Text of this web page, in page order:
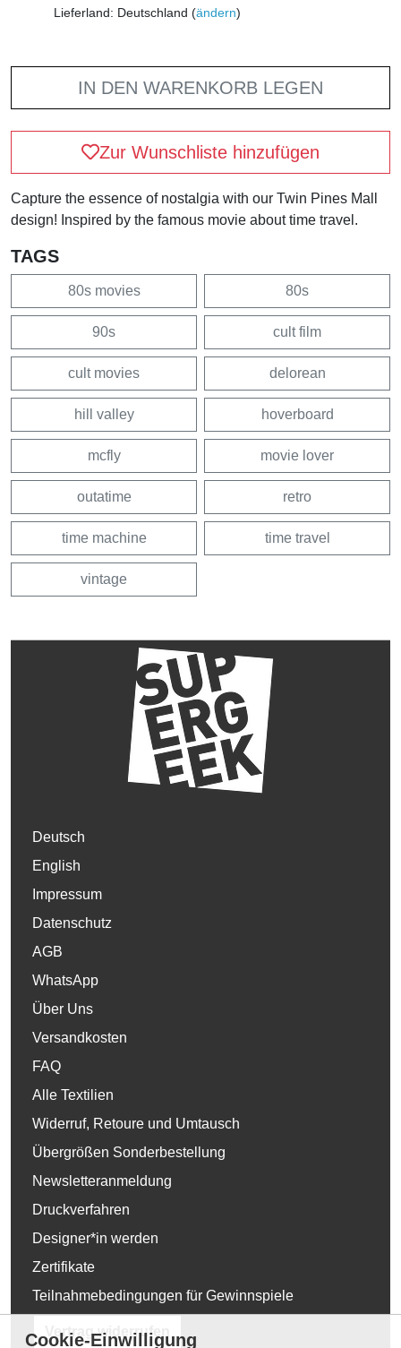
Lieferland: Deutschland (ändern)
IN DEN WARENKORB LEGEN
Zur Wunschliste hinzufügen
Capture the essence of nostalgia with our Twin Pines Mall
design! Inspired by the famous movie about time travel.
TAGS
80s movies 80s
90s cult film
cult movies delorean
hill valley hoverboard
mcfly movie lover
outatime retro
time machine time travel
vintage
Deutsch
English
Impressum
Datenschutz
AGB
WhatsApp
Über Uns
Versandkosten
FAQ
Alle Textilien
Widerruf, Retoure und Umtausch
Übergrößen Sonderbestellung
Newsletteranmeldung
Druckverfahren
Designer*in werden
Zertifikate
Teilnahmebedingungen für Gewinnspiele
Vertrag widerrufen
Cookie-Einwilligung